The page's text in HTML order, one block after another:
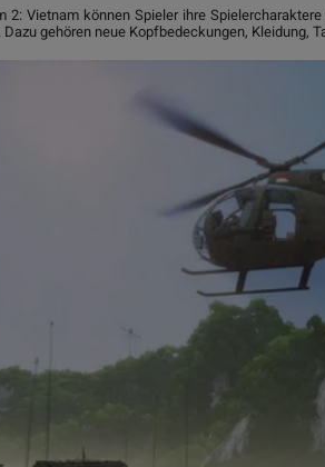
2: Vietnam können Spieler ihre
gehören neue Kopfbedeckungen, Kleidung,